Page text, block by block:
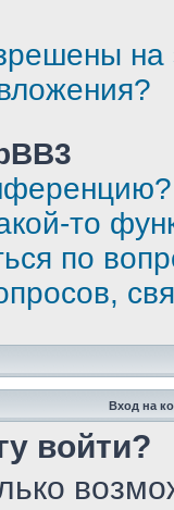
то
по
Вход на
войти?